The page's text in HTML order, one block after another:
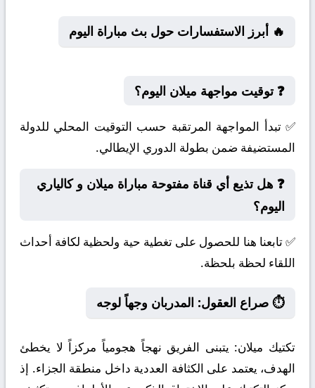
🔥 أبرز الاستفسارات حول بث مباراة اليوم
❓ توقيت مواجهة ميلان اليوم؟
✅ تبدأ المواجهة المرتقبة حسب التوقيت المحلي للدولة
المستضيفة ضمن بطولة الدوري الإيطالي.
❓ هل تذيع أي قناة مفتوحة مباراة ميلان و كالياري
اليوم؟
✅ تابعنا هنا للحصول على تغطية حية ولحظية لكافة أحداث
اللقاء لحظة بلحظة.
⏱️ صراع العقول: المدربان وجهاً لوجه
تكتيك ميلان: يتبنى الفريق نهجاً هجومياً مركزاً لا يخطئ
الهدف، يعتمد على الكثافة العددية داخل منطقة الجزاء. إذ